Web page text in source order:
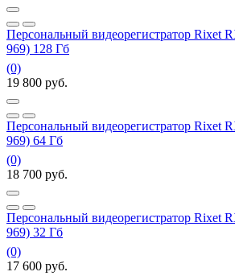
Персональный видеорегистратор Rixet
969) 128 Гб
(0)
19 800 руб.
Персональный видеорегистратор Rixet
969) 64 Гб
(0)
18 700 руб.
Персональный видеорегистратор Rixet
969) 32 Гб
(0)
17 600 руб.